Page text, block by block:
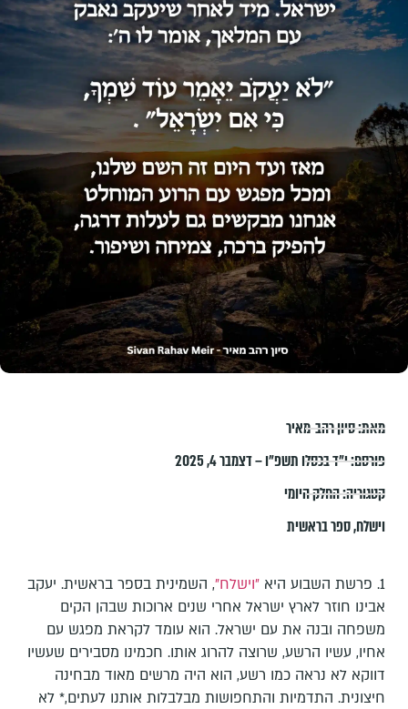
מאת:סיון רהב-מאיר
פורסם:י״ד בכסלו תשפ״ו – דצמבר 4, 2025
קטגוריה:החלק היומי
וישלח,ספר בראשית
1.⁠ ⁠פרשת השבוע היא ״וישלח", השמינית בספר בראשית. יעקב
אבינו חוזר לארץ ישראל אחרי שנים ארוכות שבהן הקים
משפחה ובנה את עם ישראל. הוא עומד לקראת מפגש עם
אחיו, עשיו הרשע, שרוצה להרוג אותו. חכמינו מסבירים שעשיו
דווקא לא נראה כמו רשע, הוא היה מרשים מאוד מבחינה
חיצונית. התדמיות והתחפושות מבלבלות אותנו לעתים,* לא